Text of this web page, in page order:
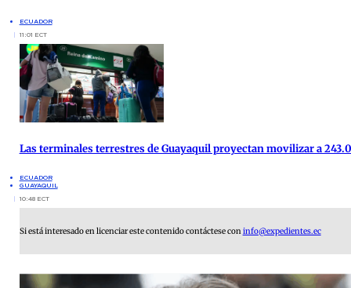
ECUADOR
11:01 ECT
Las terminales terrestres de Guayaquil proyectan movilizar a
ECUADOR
GUAYAQUIL
10:48 ECT
Si está interesado en licenciar este contenido contáctese con info@expedientes.ec